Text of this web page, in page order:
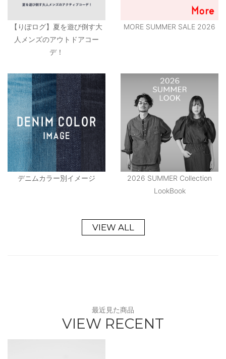
【りぽログ】夏を遊び倒す大
人メンズのアウトドアコー
デ！
MORE SUMMER SALE 2026
デニムカラー別イメージ
2026 SUMMER Collection
LookBook
VIEW ALL
最近見た商品
VIEW RECENT